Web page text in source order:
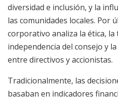
diversidad e inclusión, y la
las comunidades locales. Por
corporativo analiza la ética, la
independencia del consejo y
entre directivos y accionistas.
Tradicionalmente, las
basaban en indicadores